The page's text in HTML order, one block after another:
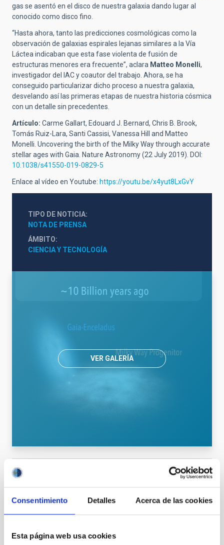
Consentimiento Detalles Acerca de las cookies
Esta página web usa cookies
gas se asentó en el disco de nuestra galaxia dando lugar al
conocido como disco fino.
“Hasta ahora, tanto las predicciones cosmológicas como la
observación de galaxias espirales lejanas similares a la Vía
Láctea indicaban que esta fase violenta de fusión de
estructuras menores era frecuente”, aclara Matteo Monelli,
investigador del IAC y coautor del trabajo. Ahora, se ha
conseguido particularizar dicho proceso a nuestra galaxia,
desvelando así las primeras etapas de nuestra historia cósmica
con un detalle sin precedentes.
Artículo: Carme Gallart, Edouard J. Bernard, Chris B. Brook,
Tomás Ruiz-Lara, Santi Cassisi, Vanessa Hill and Matteo
Monelli. Uncovering the birth of the Milky Way through accurate
stellar ages with Gaia. Nature Astronomy (22 July 2019). DOI:
10.1038/s41550-019-0829-5
Enlace al vídeo en Youtube: https://youtu.be/x4yut8LxGvY
TIPO DE NOTICIA
NOTA DE PRENSA
ÁMBITO
CIENCIA Y TECNOLOGÍA
VER GALERÍA
Astrofísica
Institución/Empresa
Medios de comunicación